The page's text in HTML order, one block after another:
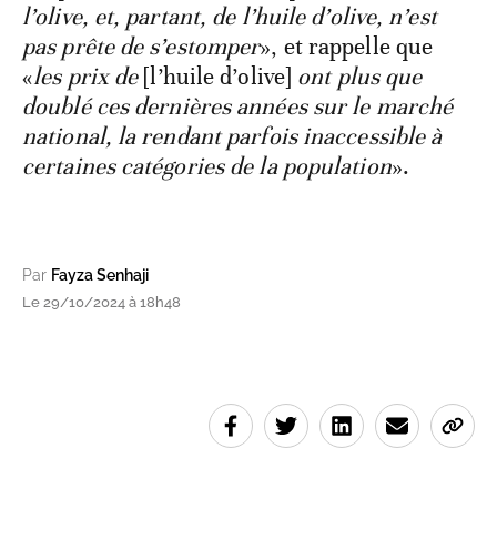
l’olive, et, partant, de l’huile d’olive, n’est
pas prête de s’estomper», et rappelle que
«les prix de[l’huile d’olive] ont plus que
doublé ces dernières années sur le marché
national, la rendant parfois inaccessible à
certaines catégories de la population».
Par Fayza Senhaji
Le 29/10/2024 à 18h48